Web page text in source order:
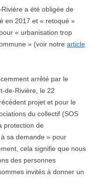
a été obligée de
en 2017 et « retoqué »
« urbanisation trop
» (voir notre article
arrêté par le
de-Rivière, le 22
projet et pour le
du collectif (SOS
protection de
sa demande » pour
cela signifie que nous
des personnes
invités à donner un